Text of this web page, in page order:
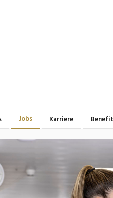
Jobs Karriere